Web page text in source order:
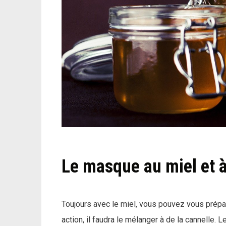
Le masque au miel et
Toujours avec le miel, vous pouvez vous
action, il faudra le mélanger à de la cannelle.